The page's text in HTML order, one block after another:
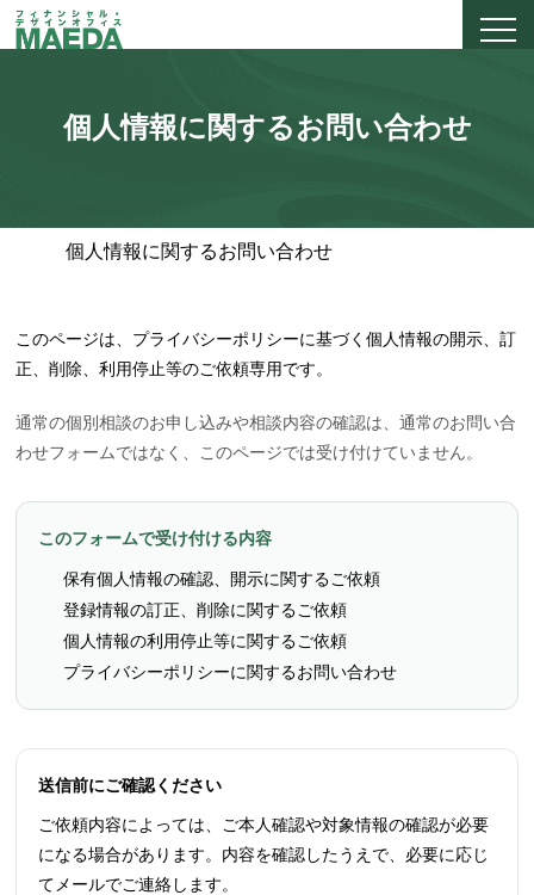
個人情報に関するお問い合わせ
ホーム個人情報に関するお問い合わせ
このページは、プライバシーポリシーに基づく個人情報の開示、訂
正、削除、利用停止等のご依頼専用です。
通常の個別相談のお申し込みや相談内容の確認は、通常のお問い合
わせフォームではなく、このページでは受け付けていません。
このフォームで受け付ける内容
保有個人情報の確認、開示に関するご依頼
登録情報の訂正、削除に関するご依頼
個人情報の利用停止等に関するご依頼
プライバシーポリシーに関するお問い合わせ
送信前にご確認ください
ご依頼内容によっては、ご本人確認や対象情報の確認が必要
になる場合があります。内容を確認したうえで、必要に応じ
てメールでご連絡します。